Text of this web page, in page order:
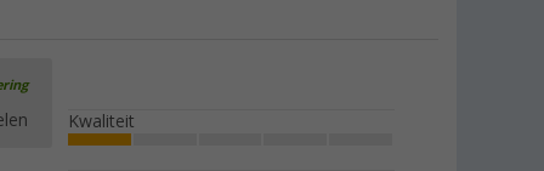
Kwaliteit